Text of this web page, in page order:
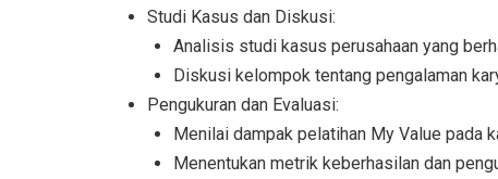
Studi Kasus dan Diskusi:
Analisis studi kasus perusahaan yang
Diskusi kelompok tentang pengalaman
Pengukuran dan Evaluasi:
Menilai dampak pelatihan My Value pada
Menentukan metrik keberhasilan dan